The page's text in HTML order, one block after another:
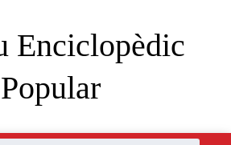
Enciclopèdic
Popular